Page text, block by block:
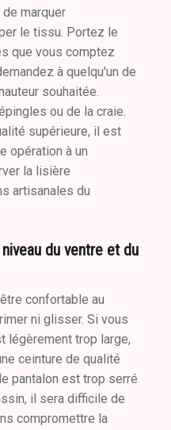
marquer
le tissu. Portez le
que vous comptez
à quelqu'un de
souhaitée.
ou de la craie.
supérieure, il est
opération à un
la lisière
artisanales du
du ventre et du
confortable au
ni glisser. Si vous
légèrement trop large,
ceinture de qualité
pantalon est trop serré
il sera difficile de
compromettre la